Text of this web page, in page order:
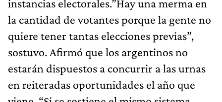
instancias electorales.”Hay una merma en
la cantidad de votantes porque la gente no
quiere tener tantas elecciones previas”,
sostuvo. Afirmó que los argentinos no
estarán dispuestos a concurrir a las urnas
en reiteradas oportunidades el año que